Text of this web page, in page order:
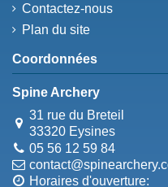
Contactez-nous
Plan du site
Coordonnées
Spine Archery
31 rue du Breteil
33320 Eysines
05 56 12 59 84
Horaires d'ouverture: